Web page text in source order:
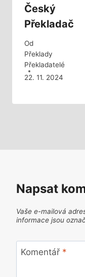
Český
Překladač
Od
Překlady
Překladatelé
22. 11. 2024
Napsat
Vaše e-mailová
informace jsou
Komentář *